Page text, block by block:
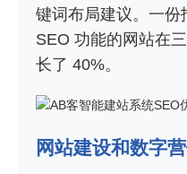
键词布局建议。一
SEO 功能的网站在
长了 40%。
网站建设和数字